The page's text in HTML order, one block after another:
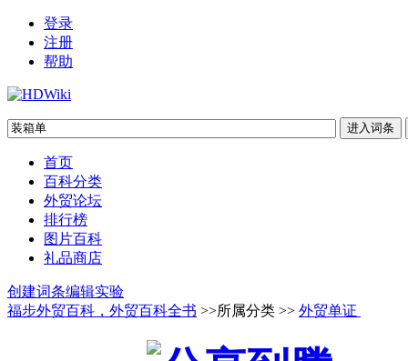
登录
注册
帮助
首页
百科分类
外贸论坛
排行榜
图片百科
礼品商店
创建词条编辑实验
福步外贸百科，外贸百科全书 >>所属分类 >> 外贸单证